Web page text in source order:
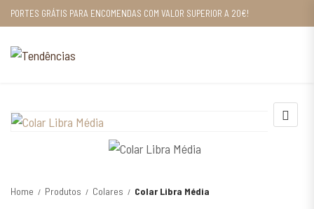
PORTES GRÁTIS PARA ENCOMENDAS COM VALOR SUPERIOR A 20€!
Home Produtos Colares Colar Libra Média